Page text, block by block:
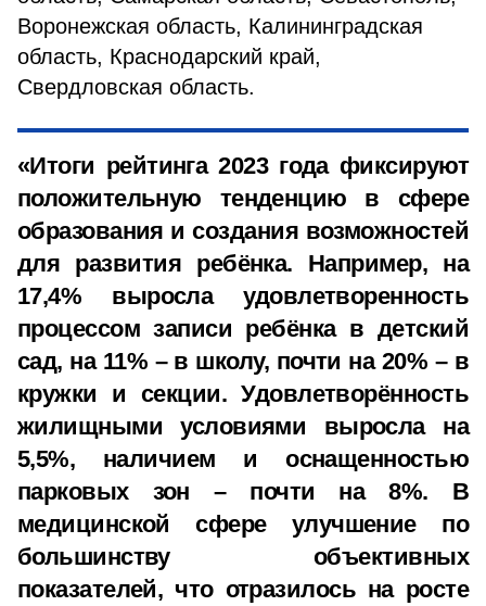
Воронежская область, Калининградская
область, Краснодарский край,
Свердловская область.
«Итоги рейтинга 2023 года фиксируют
положительную тенденцию в сфере
образования и создания возможностей
для развития ребёнка. Например, на
17,4% выросла удовлетворенность
процессом записи ребёнка в детский
сад, на 11% – в школу, почти на 20% – в
кружки и секции. Удовлетворённость
жилищными условиями выросла на
5,5%, наличием и оснащенностью
парковых зон – почти на 8%. В
медицинской сфере улучшение по
большинству объективных
показателей, что отразилось на росте